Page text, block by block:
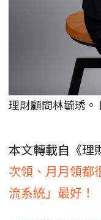
理財顧問林毓琇。
本文轉載自《理
次領、月月領都
流系統」最好！